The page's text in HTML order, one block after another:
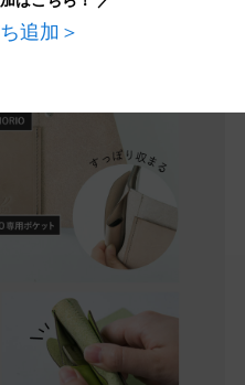
追加＞